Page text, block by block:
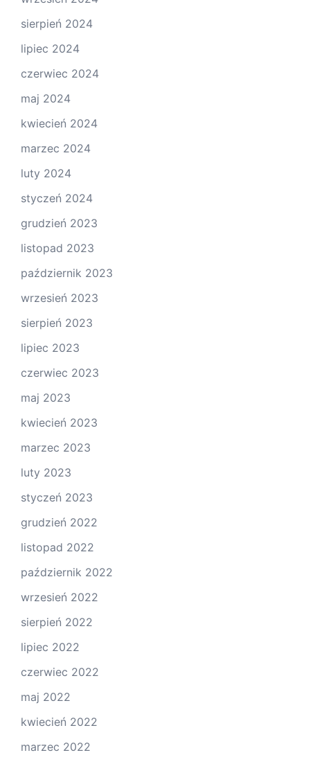
sierpień 2024
lipiec 2024
czerwiec 2024
maj 2024
kwiecień 2024
marzec 2024
luty 2024
styczeń 2024
grudzień 2023
listopad 2023
październik 2023
wrzesień 2023
sierpień 2023
lipiec 2023
czerwiec 2023
maj 2023
kwiecień 2023
marzec 2023
luty 2023
styczeń 2023
grudzień 2022
listopad 2022
październik 2022
wrzesień 2022
sierpień 2022
lipiec 2022
czerwiec 2022
maj 2022
kwiecień 2022
marzec 2022